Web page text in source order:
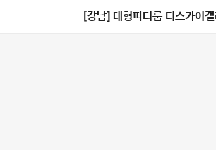
[강남] 대형파티룸 더스카이갤